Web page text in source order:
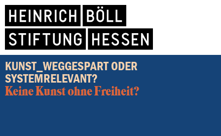
KUNST_WEGGESPART ODER
SYSTEMRELEVANT?
Keine Kunst ohne Freiheit?